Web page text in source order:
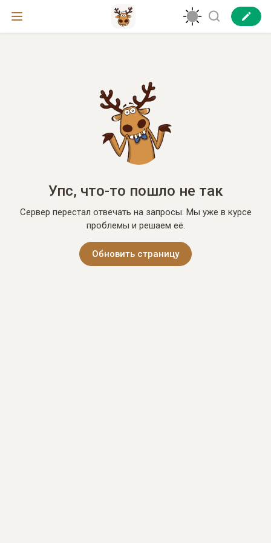
Упс, что-то пошло не так
Сервер перестал отвечать на запросы. Мы уже в курсе
проблемы и решаем её.
Обновить страницу